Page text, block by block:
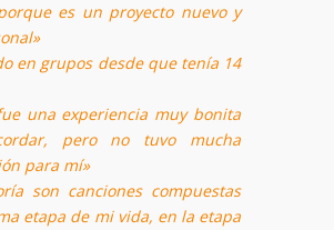
es un proyecto nuevo y
en grupos desde que tenía 14
una experiencia muy bonita
pero no tuvo mucha
para mí»
son canciones compuestas
etapa de mi vida, en la etapa